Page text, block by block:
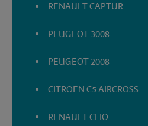
RENAULT CAPTUR
PEUGEOT 3008
PEUGEOT 2008
CITROEN C5 AIRCROSS
RENAULT CLIO